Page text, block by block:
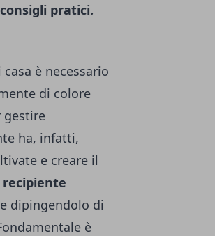
consigli pratici.
è necessario
di colore
gestire
ha, infatti,
e creare il
recipiente
dipingendolo di
è